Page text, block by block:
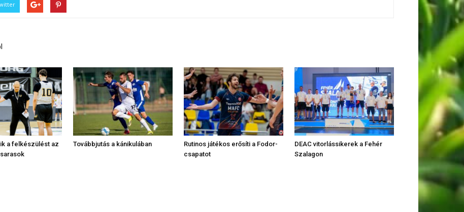
a felkészülést az
Továbbjutás a kánikulában
Rutinos játékos erősíti a Fodor-
csapatot
DEAC vitorlássikerek a Fehér
Szalagon